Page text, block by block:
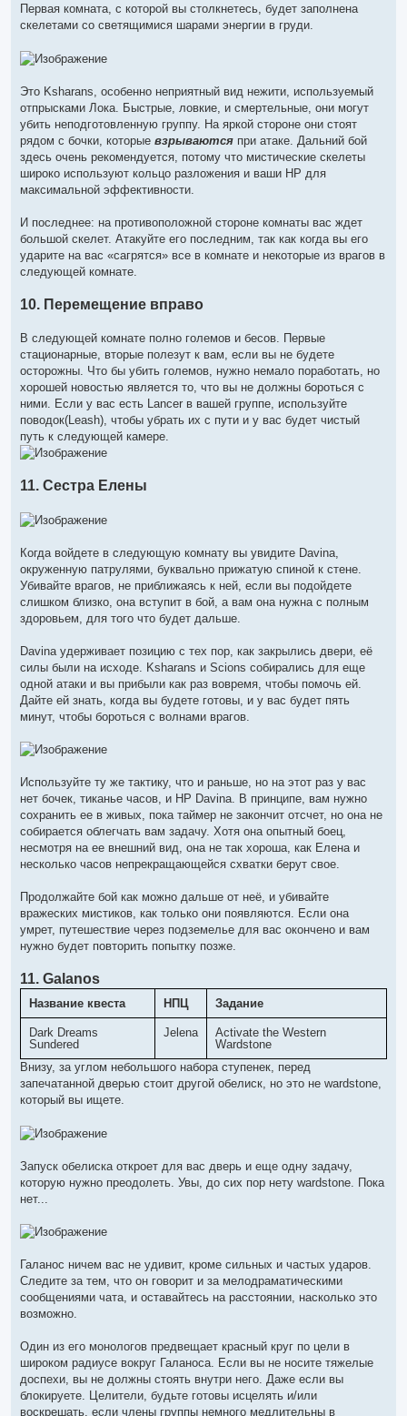
Первая комната, с которой вы столкнетесь, будет заполнена
скелетами со светящимися шарами энергии в груди.
Это Ksharans, особенно неприятный вид нежити, используемый
отпрысками Лока. Быстрые, ловкие, и смертельные, они могут
убить неподготовленную группу. На яркой стороне они стоят
рядом с бочки, которые взрываются при атаке. Дальний бой
здесь очень рекомендуется, потому что мистические скелеты
широко используют кольцо разложения и ваши HP для
максимальной эффективности.
И последнее: на противоположной стороне комнаты вас ждет
большой скелет. Атакуйте его последним, так как когда вы его
ударите на вас «сагрятся» все в комнате и некоторые из врагов в
следующей комнате.
10. Перемещение вправо
В следующей комнате полно големов и бесов. Первые
стационарные, вторые полезут к вам, если вы не будете
осторожны. Что бы убить големов, нужно немало поработать, но
хорошей новостью является то, что вы не должны бороться с
ними. Если у вас есть Lancer в вашей группе, используйте
поводок(Leash), чтобы убрать их с пути и у вас будет чистый
путь к следующей камере.
11. Сестра Елены
Когда войдете в следующую комнату вы увидите Davina,
окруженную патрулями, буквально прижатую спиной к стене.
Убивайте врагов, не приближаясь к ней, если вы подойдете
слишком близко, она вступит в бой, а вам она нужна с полным
здоровьем, для того что будет дальше.
Davina удерживает позицию с тех пор, как закрылись двери, её
силы были на исходе. Ksharans и Scions собирались для еще
одной атаки и вы прибыли как раз вовремя, чтобы помочь ей.
Дайте ей знать, когда вы будете готовы, и у вас будет пять
минут, чтобы бороться с волнами врагов.
Используйте ту же тактику, что и раньше, но на этот раз у вас
нет бочек, тиканье часов, и HP Davina. В принципе, вам нужно
сохранить ее в живых, пока таймер не закончит отсчет, но она не
собирается облегчать вам задачу. Хотя она опытный боец,
несмотря на ее внешний вид, она не так хороша, как Елена и
несколько часов непрекращающейся схватки берут свое.
Продолжайте бой как можно дальше от неё, и убивайте
вражеских мистиков, как только они появляются. Если она
умрет, путешествие через подземелье для вас окончено и вам
нужно будет повторить попытку позже.
11. Galanos
Название квеста НПЦ Задание
Dark Dreams
Sundered
Jelena
Activate the Western
Wardstone
Внизу, за углом небольшого набора ступенек, перед
запечатанной дверью стоит другой обелиск, но это не wardstone,
который вы ищете.
Запуск обелиска откроет для вас дверь и еще одну задачу,
которую нужно преодолеть. Увы, до сих пор нету wardstone. Пока
нет...
Галанос ничем вас не удивит, кроме сильных и частых ударов.
Следите за тем, что он говорит и за мелодраматическими
сообщениями чата, и оставайтесь на расстоянии, насколько это
возможно.
Один из его монологов предвещает красный круг по цели в
широком радиусе вокруг Галаноса. Если вы не носите тяжелые
доспехи, вы не должны стоять внутри него. Даже если вы
блокируете. Целители, будьте готовы исцелять и/или
воскрешать, если члены группы немного медлительны в